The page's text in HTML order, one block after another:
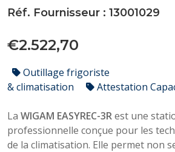
Réf. Fournisseur : 13001029
€2.522,70
Outillage frigoriste
& climatisation
Attestation
La WIGAM EASYREC-3Rest une
professionnelle conçue pour les
de la climatisation. Elle permet non